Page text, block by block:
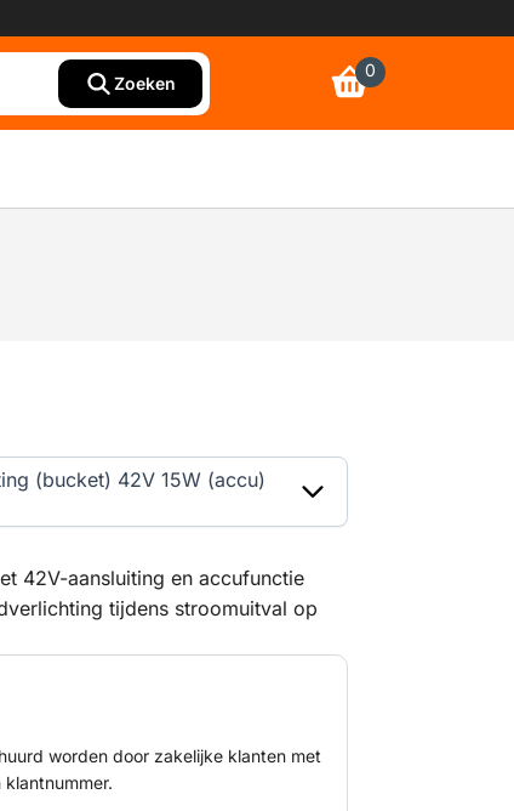
Zoeken
0
42V-aansluiting en accufunctie
tijdens stroomuitval op
evacuatie en goede
worden door zakelijke klanten met
klantnummer.
(bucket) 42V 15W (accu)